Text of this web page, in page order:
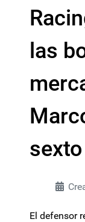
las
El defensor